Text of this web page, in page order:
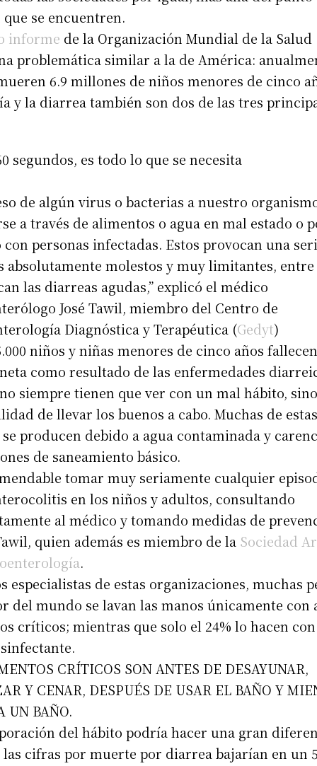
se encuentren.
informe de la Organización Mundial de la Salud
problemática similar a la de América:
6.9 millones de niños menores de cinco
y la diarrea también son dos de las tres
segundos, es todo lo que se necesita
de algún virus o bacterias a nuestro
a través de alimentos o agua en mal estado o
personas infectadas. Estos provocan una
absolutamente molestos y muy limitantes, entre
las diarreas agudas,” explicó el médico
José Tawil, miembro del Centro de
Diagnóstica y Terapéutica (Gedyt)
niños y niñas menores de cinco años
como resultado de las enfermedades
siempre tienen que ver con un mal hábito,
de llevar los buenos a cabo. Muchas de estas
producen debido a agua contaminada y
de saneamiento básico.
tomar muy seriamente cualquier
en los niños y adultos, consultando
al médico y tomando medidas de
quien además es miembro de la Sociedad
.
especialistas de estas organizaciones, muchas
del mundo se lavan las manos únicamente con
críticos; mientras que solo el 24% lo hacen
CRÍTICOS SON ANTES DE DESAYUNAR,
Y CENAR, DESPUÉS DE USAR EL BAÑO Y
UN BAÑO.
del hábito podría hacer una gran
cifras por muerte por diarrea bajarían en un